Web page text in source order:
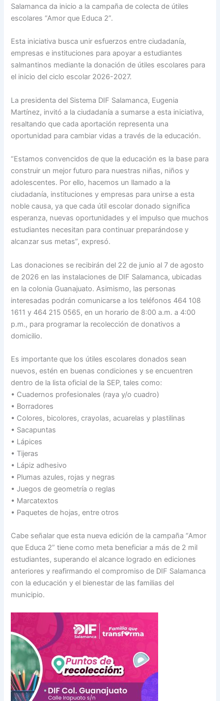
Salamanca da inicio a la campaña de colecta de útiles
escolares “Amor que Educa 2”.
Esta iniciativa busca unir esfuerzos entre ciudadanía,
empresas e instituciones para apoyar a estudiantes
salmantinos mediante la donación de útiles escolares para
el inicio del ciclo escolar 2026-2027.
La presidenta del Sistema DIF Salamanca, Eugenia
Martínez, invitó a la ciudadanía a sumarse a esta iniciativa,
resaltando que cada aportación representa una
oportunidad para cambiar vidas a través de la educación.
“Estamos convencidos de que la educación es la base para
construir un mejor futuro para nuestras niñas, niños y
adolescentes. Por ello, hacemos un llamado a la
ciudadanía, instituciones y empresas para unirse a esta
noble causa, ya que cada útil escolar donado significa
esperanza, nuevas oportunidades y el impulso que muchos
estudiantes necesitan para continuar preparándose y
alcanzar sus metas”, expresó.
Las donaciones se recibirán del 22 de junio al 7 de agosto
de 2026 en las instalaciones de DIF Salamanca, ubicadas
en la colonia Guanajuato. Asimismo, las personas
interesadas podrán comunicarse a los teléfonos 464 108
1611 y 464 215 0565, en un horario de 8:00 a.m. a 4:00
p.m., para programar la recolección de donativos a
domicilio.
Es importante que los útiles escolares donados sean
nuevos, estén en buenas condiciones y se encuentren
dentro de la lista oficial de la SEP, tales como:
• Cuadernos profesionales (raya y/o cuadro)
• Borradores
• Colores, bicolores, crayolas, acuarelas y plastilinas
• Sacapuntas
• Lápices
• Tijeras
• Lápiz adhesivo
• Plumas azules, rojas y negras
• Juegos de geometría o reglas
• Marcatextos
• Paquetes de hojas, entre otros
Cabe señalar que esta nueva edición de la campaña “Amor
que Educa 2” tiene como meta beneficiar a más de 2 mil
estudiantes, superando el alcance logrado en ediciones
anteriores y reafirmando el compromiso de DIF Salamanca
con la educación y el bienestar de las familias del
municipio.